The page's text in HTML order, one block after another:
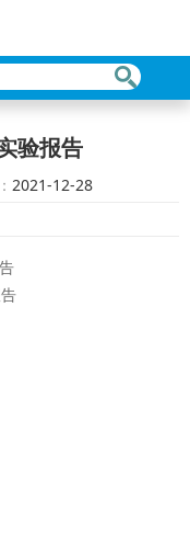
验报告
2021-12-28